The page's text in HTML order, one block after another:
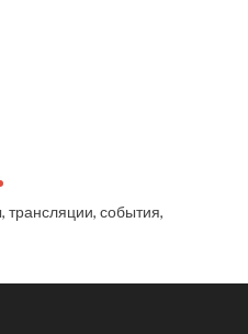
трансляции, события,